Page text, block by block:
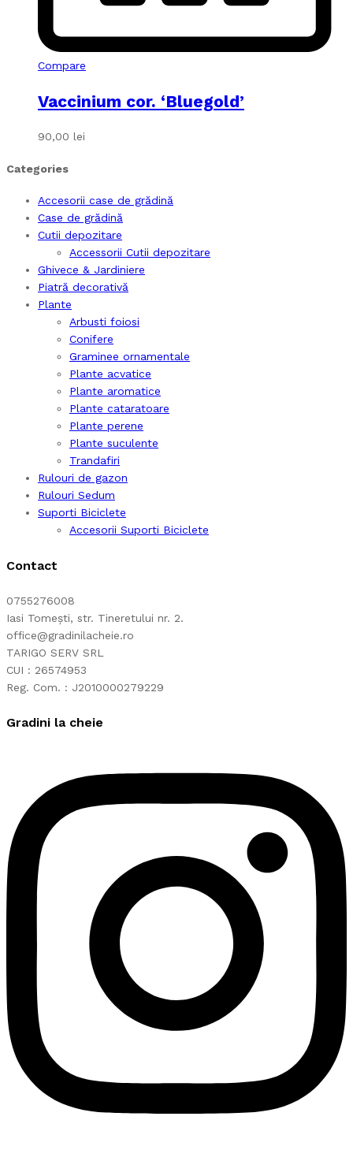
Compare
Vaccinium cor. ‘Bluegold’
90,00 lei
Categories
Accesorii case de grădină
Case de grădină
Cutii depozitare
Accessorii Cutii depozitare
Ghivece & Jardiniere
Piatră decorativă
Plante
Arbusti foiosi
Conifere
Graminee ornamentale
Plante acvatice
Plante aromatice
Plante cataratoare
Plante perene
Plante suculente
Trandafiri
Rulouri de gazon
Rulouri Sedum
Suporti Biciclete
Accesorii Suporti Biciclete
Contact
0755276008
Iasi Tomești, str. Tineretului nr. 2.
office@gradinilacheie.ro
TARIGO SERV SRL
CUI : 26574953
Reg. Com. : J2010000279229
Gradini la cheie